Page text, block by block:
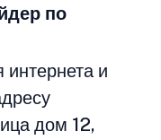
по
и
дом 12,